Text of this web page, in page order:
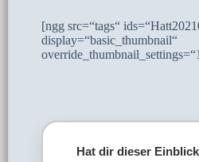
[ngg src=“tags“
display=“basic_thumbnail“
Hat dir dieser